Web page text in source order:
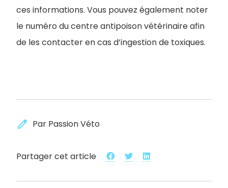
ces informations. Vous pouvez également noter
le numéro du centre antipoison vétérinaire afin
de les contacter en cas d’ingestion de toxiques.
edit Par Passion Véto
Partager cet article